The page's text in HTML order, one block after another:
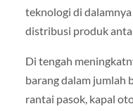
teknologi di
distribusi produk
Di tengah
barang dalam jumlah
rantai pasok, kapal